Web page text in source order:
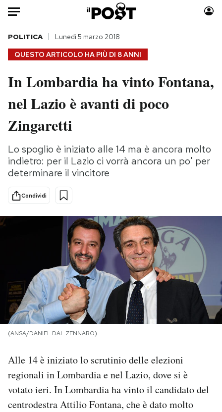
Auto
HOME
Italia
Politica
Tecnologia
Scienza
Cultura
Sport
Moda
Consumismi
Media
NEWSLETTER
I MIEI PREFERITI
SHOP
CALENDARIO
AREA PERSONALE
QUESTO ARTICOLO HA PIÙ DI 8 ANNI
POLITICA Lunedì 5 marzo 2018
In Lombardia ha vinto Fontana,
nel Lazio è avanti di poco
Zingaretti
Lo spoglio è iniziato alle 14 ma è ancora molto
indietro: per il Lazio ci vorrà ancora un po' per
determinare il vincitore
Condividi
(ANSA/DANIEL DAL ZENNARO)
Alle 14 è iniziato lo scrutinio delle elezioni
regionali in Lombardia e nel Lazio, dove si è
votato ieri. In Lombardia ha vinto il candidato del
centrodestra Attilio Fontana, che è dato molto